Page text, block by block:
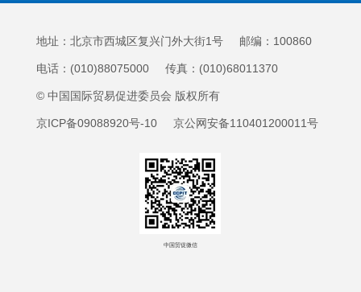
地址：北京市西城区复兴门外大街1号 邮编：100860
电话：(010)88075000 传真：(010)68011370
© 中国国际贸易促进委员会 版权所有
京ICP备09088920号-10 京公网安备110401200011号
中国贸促微信